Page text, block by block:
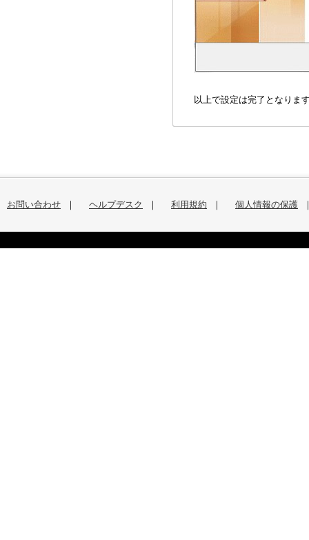
以上で設定は完了となりま
お問い合わせ ｜ ヘルプデスク ｜ 利用規約 ｜ 個人情報の保護